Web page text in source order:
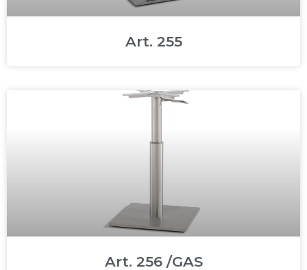
Art. 255
Art. 256 /GAS